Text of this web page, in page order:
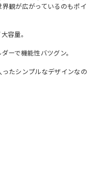
観が広がっているのもポイ
容量。
ーで機能性バツグン。
たシンプルなデザインなの